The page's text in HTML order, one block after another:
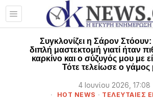
Συγκλονίζει η Σάρον
διπλή μαστεκτομή γιατί ήταν
καρκίνο και ο σύζυγός μου με
Τότε τελείωσε ο γάμος
4 Ιουνίου 2026, 17:08
HOT NEWS · ΤΕΛΕΥΤΑΙΕΣ